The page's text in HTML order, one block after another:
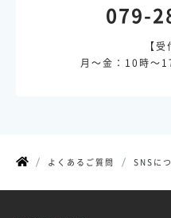
079-
【
月～金：10時～
よくあるご質問 SNSに